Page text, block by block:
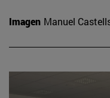
Imagen Manuel